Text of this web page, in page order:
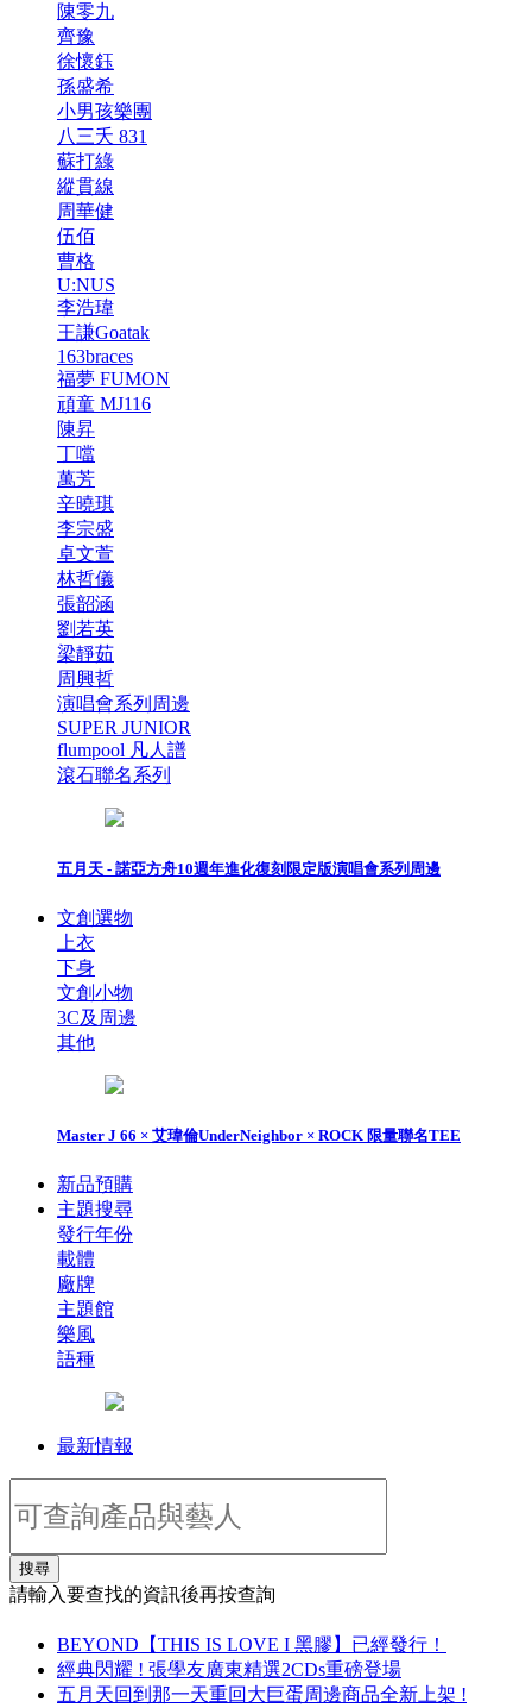
陳零九
齊豫
徐懷鈺
孫盛希
小男孩樂團
八三夭 831
蘇打綠
縱貫線
周華健
伍佰
曹格
U:NUS
李浩瑋
王謙Goatak
163braces
福夢 FUMON
頑童 MJ116
陳昇
丁噹
萬芳
辛曉琪
李宗盛
卓文萱
林哲儀
張韶涵
劉若英
梁靜茹
周興哲
演唱會系列周邊
SUPER JUNIOR
flumpool 凡人譜
滾石聯名系列
五月天 - 諾亞方舟10週年進化復刻限定版演唱會系列周邊
文創選物
上衣
下身
文創小物
3C及周邊
其他
Master J 66 × 艾瑋倫UnderNeighbor × ROCK 限量聯名TEE
新品預購
主題搜尋
發行年份
載體
廠牌
主題館
樂風
語種
最新情報
搜尋
請輸入要查找的資訊後再按查詢
BEYOND【THIS IS LOVE I 黑膠】已經發行！
經典閃耀 ! 張學友廣東精選2CDs重磅登場
五月天回到那一天重回大巨蛋周邊商品全新上架 !